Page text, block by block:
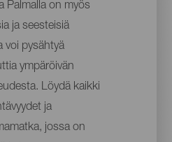
Palmalla on myös
ja seesteisiä
voi pysähtyä
ympäröivän
Löydä kaikki
ja
jossa on